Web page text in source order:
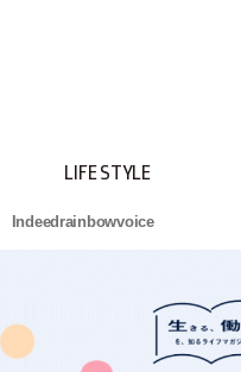
LIFE STYLE
Indeedrainbowvoice